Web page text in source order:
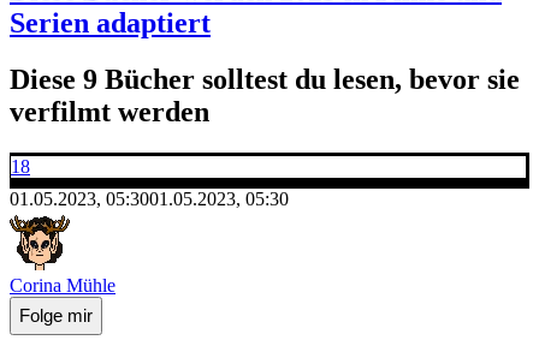
Serien adaptiert
Diese 9 Bücher solltest du lesen, bevor sie
verfilmt werden
18
01.05.2023, 05:3001.05.2023, 05:30
Corina Mühle
Folge mir